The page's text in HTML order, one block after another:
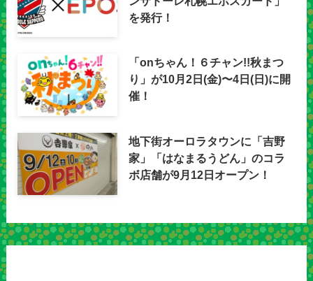
を発行！
「onちゃん！６チャン!!秋まつ
り」が10月2日(金)〜4日(日)に開
催！
地下街オーロラタウンに「吉野
家」「はなまるうどん」のコラ
ボ店舗が9月12日オープン！